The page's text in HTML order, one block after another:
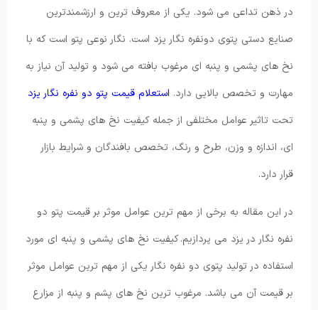
در ذهن تداعی می شود. یکی از معروف ترین و ارزشمندترین
صنایع دستی پتوی دونفره نگار یزد است. نگار نوعی پتو است که با
نخ های پشمی و پنبه ای مرغوب بافته می شود و تولید آن نیاز به
مهارت و تخصص بالایی دارد. استعلام قیمت پتو دو نفره نگار یزد
تحت تاثیر عوامل مختلفی از جمله کیفیت نخ های پشمی و پنبه
ای، اندازه و وزن، طرح و رنگ، تخصص بافندگان و شرایط بازار
قرار دارد.
در این مقاله به برخی از مهم ترین عوامل موثر بر قیمت پتو دو
نفره نگار در یزد می پردازیم. کیفیت نخ های پشمی و پنبه ای مورد
استفاده در تولید پتوی دو نفره نگار یکی از مهم ترین عوامل موثر
بر قیمت آن می باشد. مرغوب ترین نخ های پشم و پنبه از مزارع